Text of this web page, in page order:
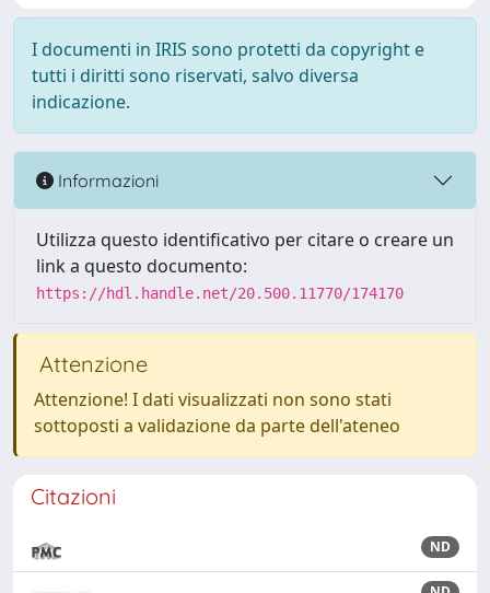
I documenti in IRIS sono protetti da copyright e
tutti i diritti sono riservati, salvo diversa
indicazione.
Informazioni
Utilizza questo identificativo per citare o creare un
link a questo documento:
https://hdl.handle.net/20.500.11770/174170
Attenzione
Attenzione! I dati visualizzati non sono stati
sottoposti a validazione da parte dell'ateneo
Citazioni
ND